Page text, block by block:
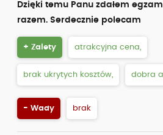
Dzięki temu Panu zdałem
razem. Serdecznie polecam
+ Zalety atrakcyjna cena,
brak ukrytych kosztów, dobra
- Wady brak